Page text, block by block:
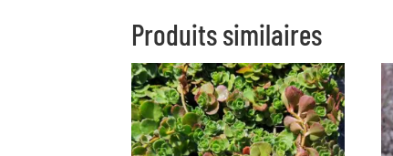
à
14,90 €
Produits similaires